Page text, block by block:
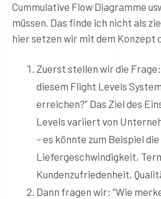
Cummulative Flow Diagramme
müssen. Das finde ich nicht als
hier setzen wir mit dem Konzept
Zuerst stellen wir die
diesem Flight Levels
erreichen?” Das Ziel des
Levels variiert von
– es könnte zum Beispiel
Liefergeschwindigkeit,
Kundenzufriedenheit,
Dann fragen wir: “Wie